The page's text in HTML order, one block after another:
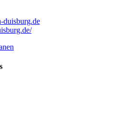
duisburg.de